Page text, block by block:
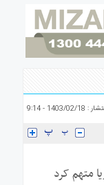
02/18 - 9:14
متهم کرد